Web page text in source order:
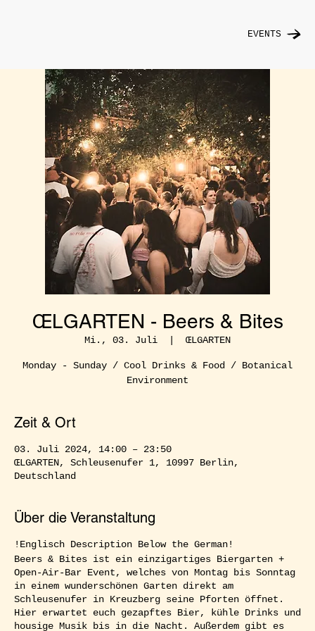
EVENTS
ŒLGARTEN - Beers & Bites
Mi., 03. Juli
  |
ŒLGARTEN
Monday - Sunday / Cool Drinks & Food / Botanical
Environment
Zeit & Ort
03. Juli 2024, 14:00 – 23:50
ŒLGARTEN, Schleusenufer 1, 10997 Berlin,
Deutschland
Über die Veranstaltung
!Englisch Description Below the German!
Beers & Bites ist ein einzigartiges Biergarten +
Open-Air-Bar Event, welches von Montag bis Sonntag
in einem wunderschönen Garten direkt am
Schleusenufer in Kreuzberg seine Pforten öffnet.
Hier erwartet euch gezapftes Bier, kühle Drinks und
housige Musik bis in die Nacht. Außerdem gibt es